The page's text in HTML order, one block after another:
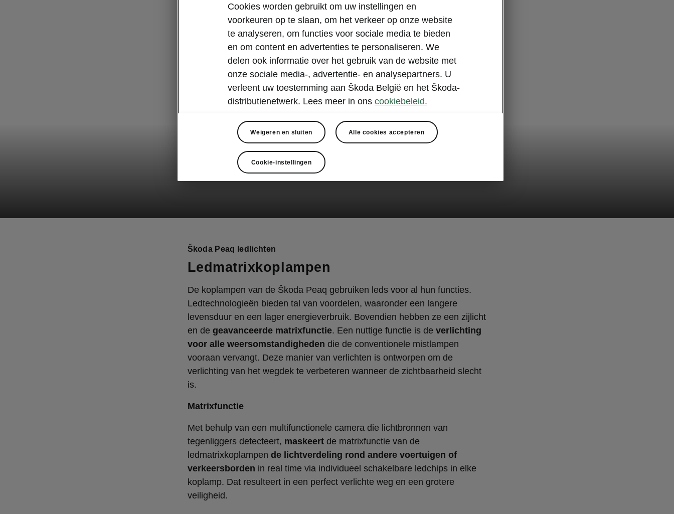
Škoda Peaq ledlichten
Ledmatrixkoplampen
De koplampen van de Škoda Peaq gebruiken leds voor al hun functies.
Ledtechnologieën bieden tal van voordelen, waaronder een langere
levensduur en een lager energieverbruik. Bovendien hebben ze een zijlicht
en de geavanceerde matrixfunctie. Een nuttige functie is de verlichting
voor alle weersomstandigheden die de conventionele mistlampen
vooraan vervangt. Deze manier van verlichten is ontworpen om de
verlichting van het wegdek te verbeteren wanneer de zichtbaarheid slecht
is.
Matrixfunctie
Met behulp van een multifunctionele camera die lichtbronnen van
tegenliggers detecteert, maskeertde matrixfunctie van de
ledmatrixkoplampen de lichtverdeling rond andere voertuigen of
verkeersborden in real time via individueel schakelbare ledchips in elke
koplamp. Dat resulteert in een perfect verlichte weg en een grotere
veiligheid.
Cookies worden gebruikt om uw instellingen en
voorkeuren op te slaan, om het verkeer op onze website
te analyseren, om functies voor sociale media te bieden
en om content en advertenties te personaliseren. We
delen ook informatie over het gebruik van de website met
onze sociale media-, advertentie- en analysepartners. U
verleent uw toestemming aan Škoda België en het Škoda-
distributienetwerk. Lees meer in ons cookiebeleid.
Weigeren en sluiten Alle cookies accepteren
Cookie-instellingen